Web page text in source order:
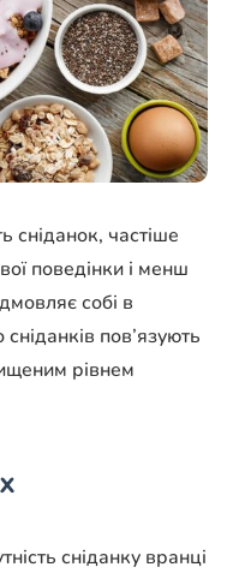
сніданок, частіше
поведінки і менш
собі в
пов’язують
рівнем
сніданку вранці